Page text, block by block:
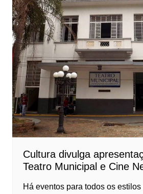
Cultura divulga
Teatro Municipal e Cine
Há eventos para todos os estilos